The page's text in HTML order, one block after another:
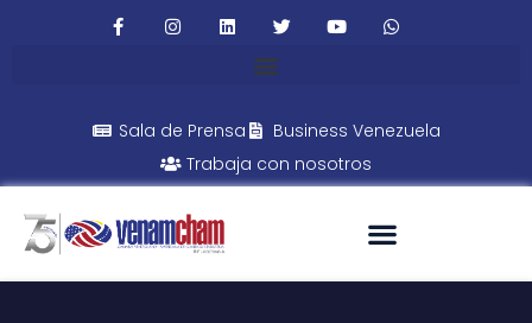
Sala de Prensa
Business Venezuela
Trabaja con nosotros